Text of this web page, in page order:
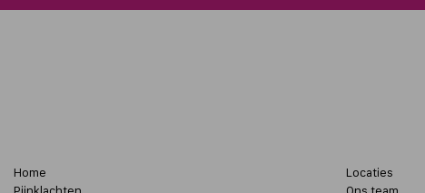
Home
Pijnklachten
Locaties
Ons team